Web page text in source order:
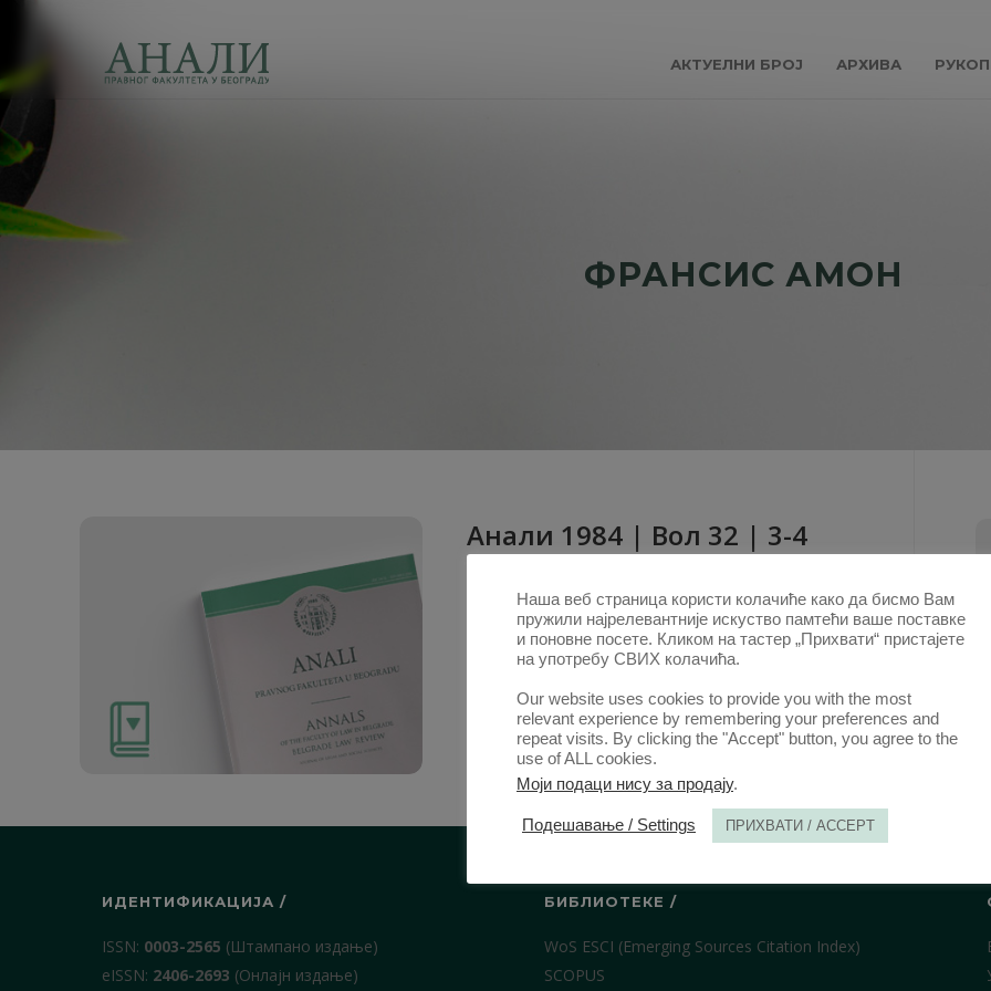
АКТУЕЛНИ БРОЈ АРХИВА
ФРАНСИС АМОН
Анaли 1984 | Вол 32 | 3-4
1. ОКТ. 1980.
ИДЕНТИФИКАЦИЈА /
ISSN: 0003-2565 (Штампано издање)
еISSN: 2406-2693 (Онлајн издање)
БИБЛИОТЕКЕ /
WoS ESCI (Emerging Sources Citation Index)
SCOPUS
Наша веб страница користи колачиће како да бисмо Вам
пружили најрелевантније искуство памтећи ваше поставке
и поновне посете. Кликом на тастер „Прихвати“ пристајете
на употребу СВИХ колачића.
Our website uses cookies to provide you with the most
relevant experience by remembering your preferences and
repeat visits. By clicking the "Accept" button, you agree to the
use of ALL cookies.
Моји подаци нису за продају.
Подешавање / Settings ПРИХВАТИ / ACCEPT